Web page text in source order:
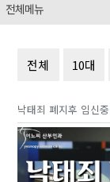
전체메뉴
전체 10대
낙태죄 폐지후 임신